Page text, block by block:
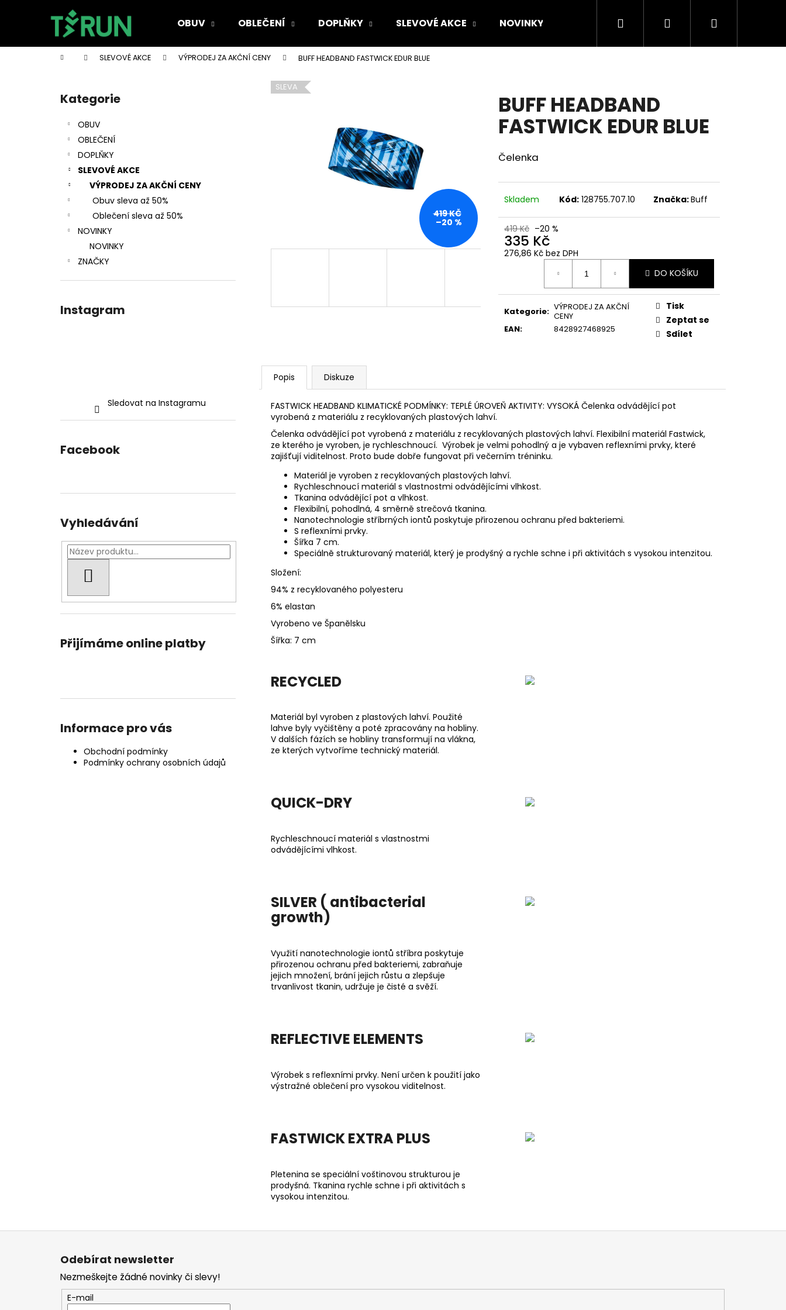
OBUV OBLEČENÍ DOPLŇKY SLEVOVÉ AKCE NOVINKY KOMUNITA
Hledat PřihlášeníNákupní
Domů SLEVOVÉ AKCE VÝPRODEJ ZA AKČNÍ CENY BUFF HEADBAND FASTWICK EDUR BLUE
Přeskočit
kategorie
Kategorie
OBUV
OBLEČENÍ
DOPLŇKY
SLEVOVÉ AKCE
VÝPRODEJ ZA AKČNÍ CENY
Obuv sleva až 50%
Oblečení sleva až 50%
NOVINKY
NOVINKY
ZNAČKY
Instagram
Sledovat na Instagramu
Facebook
Vyhledávání
Přijímáme online platby
Informace pro vás
Obchodní podmínky
Podmínky ochrany osobních údajů
BUFF HEADBAND
FASTWICK EDUR BLUE
Čelenka
Skladem Kód: 128755.707.10 Značka:Buff
419 Kč –20 %
335 Kč
276,86 Kč bez DPH
DO KOŠÍKU
Kategorie: VÝPRODEJ ZA AKČNÍ
CENY
EAN: 8428927468925
Tisk
Zeptat se
Sdílet
SLEVA
419 KČ
–20 %
Popis Diskuze
FASTWICK HEADBAND KLIMATICKÉ PODMÍNKY: TEPLÉ ÚROVEŇ AKTIVITY: VYSOKÁ Čelenka odvádějící pot
vyrobená z materiálu z recyklovaných plastových lahví.
Čelenka odvádějící pot vyrobená z materiálu z recyklovaných plastových lahví. Flexibilní materiál Fastwick,
ze kterého je vyroben, je rychleschnoucí. Výrobek je velmi pohodlný a je vybaven reflexními prvky, které
zajišťují viditelnost. Proto bude dobře fungovat při večerním tréninku.
Materiál je vyroben z recyklovaných plastových lahví.
Rychleschnoucí materiál s vlastnostmi odvádějícími vlhkost.
Tkanina odvádějící pot a vlhkost.
Flexibilní, pohodlná, 4 směrně strečová tkanina.
Nanotechnologie stříbrných iontů poskytuje přirozenou ochranu před bakteriemi.
S reflexními prvky.
Šířka 7 cm.
Speciálně strukturovaný materiál, který je prodyšný a rychle schne i při aktivitách s vysokou intenzitou.
Složení:
94% z recyklovaného polyesteru
6% elastan
Vyrobeno ve Španělsku
Šířka: 7 cm
RECYCLED
Materiál byl vyroben z plastových lahví. Použité
lahve byly vyčištěny a poté zpracovány na hobliny.
V dalších fázích se hobliny transformují na vlákna,
ze kterých vytvoříme technický materiál.
QUICK-DRY
Rychleschnoucí materiál s vlastnostmi
odvádějícími vlhkost.
SILVER ( antibacterial
growth)
Využití nanotechnologie iontů stříbra poskytuje
přirozenou ochranu před bakteriemi, zabraňuje
jejich množení, brání jejich růstu a zlepšuje
trvanlivost tkanin, udržuje je čisté a svěží.
REFLECTIVE ELEMENTS
Výrobek s reflexními prvky. Není určen k použití jako
výstražné oblečení pro vysokou viditelnost.
FASTWICK EXTRA PLUS
Pletenina se speciální voštinovou strukturou je
prodyšná. Tkanina rychle schne i při aktivitách s
vysokou intenzitou.
í
do
do
Co potřebujete najít?
Doporučujeme
Odebírat newsletter
Nezmeškejte žádné novinky či slevy!
E-mail